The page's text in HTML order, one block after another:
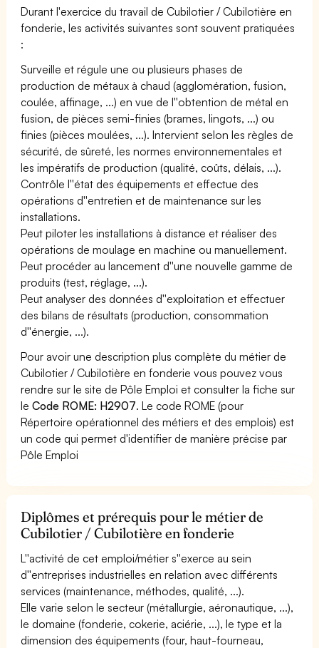
Durant l'exercice du travail de Cubilotier / Cubilotière en
fonderie, les activités suivantes sont souvent pratiquées
:
Surveille et régule une ou plusieurs phases de
production de métaux à chaud (agglomération, fusion,
coulée, affinage, ...) en vue de l''obtention de métal en
fusion, de pièces semi-finies (brames, lingots, ...) ou
finies (pièces moulées, ...). Intervient selon les règles de
sécurité, de sûreté, les normes environnementales et
les impératifs de production (qualité, coûts, délais, ...).
Contrôle l''état des équipements et effectue des
opérations d''entretien et de maintenance sur les
installations.
Peut piloter les installations à distance et réaliser des
opérations de moulage en machine ou manuellement.
Peut procéder au lancement d''une nouvelle gamme de
produits (test, réglage, ...).
Peut analyser des données d''exploitation et effectuer
des bilans de résultats (production, consommation
d''énergie, ...).
Pour avoir une description plus complète du métier de
Cubilotier / Cubilotière en fonderie vous pouvez vous
rendre sur le site de Pôle Emploi et consulter la fiche sur
leCode ROME: H2907. Le code ROME (pour
Répertoire opérationnel des métiers et des emplois) est
un code qui permet d'identifier de manière précise par
Pôle Emploi
Diplômes et prérequis pour le métier de
Cubilotier / Cubilotière en fonderie
L''activité de cet emploi/métier s''exerce au sein
d''entreprises industrielles en relation avec différents
services (maintenance, méthodes, qualité, ...).
Elle varie selon le secteur (métallurgie, aéronautique, ...),
le domaine (fonderie, cokerie, aciérie, ...), le type et la
dimension des équipements (four, haut-fourneau,